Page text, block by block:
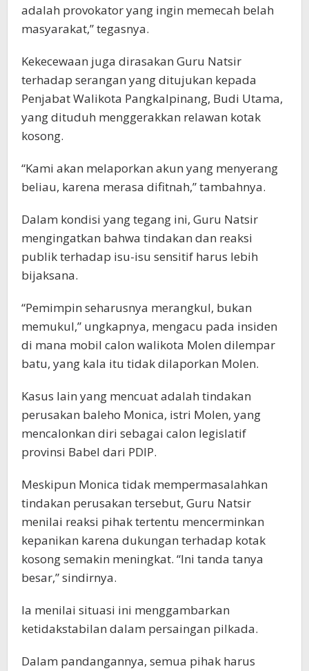
adalah provokator yang ingin memecah belah
masyarakat,” tegasnya.
Kekecewaan juga dirasakan Guru Natsir
terhadap serangan yang ditujukan kepada
Penjabat Walikota Pangkalpinang, Budi Utama,
yang dituduh menggerakkan relawan kotak
kosong.
“Kami akan melaporkan akun yang menyerang
beliau, karena merasa difitnah,” tambahnya.
Dalam kondisi yang tegang ini, Guru Natsir
mengingatkan bahwa tindakan dan reaksi
publik terhadap isu-isu sensitif harus lebih
bijaksana.
“Pemimpin seharusnya merangkul, bukan
memukul,” ungkapnya, mengacu pada insiden
di mana mobil calon walikota Molen dilempar
batu, yang kala itu tidak dilaporkan Molen.
Kasus lain yang mencuat adalah tindakan
perusakan baleho Monica, istri Molen, yang
mencalonkan diri sebagai calon legislatif
provinsi Babel dari PDIP.
Meskipun Monica tidak mempermasalahkan
tindakan perusakan tersebut, Guru Natsir
menilai reaksi pihak tertentu mencerminkan
kepanikan karena dukungan terhadap kotak
kosong semakin meningkat. “Ini tanda tanya
besar,” sindirnya.
Ia menilai situasi ini menggambarkan
ketidakstabilan dalam persaingan pilkada.
Dalam pandangannya, semua pihak harus